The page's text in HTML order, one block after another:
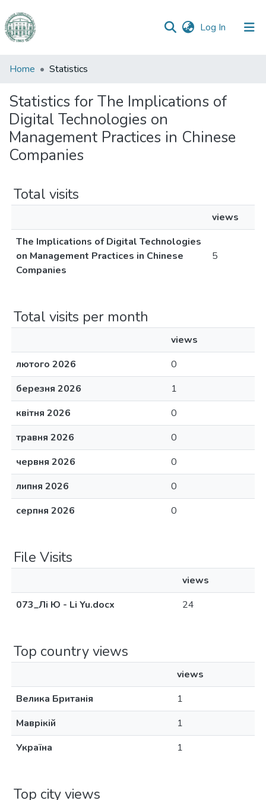
Log In (current)
Communities
Collections
All of DSpace
Home Statistics
Statistics for The Implications of
Digital Technologies on
Management Practices in Chinese
Companies
Total visits
views
The Implications of Digital Technologies
on Management Practices in Chinese
Companies
5
Total visits per month
views
лютого 2026
0
березня 2026
1
квітня 2026
0
травня 2026
0
червня 2026
0
липня 2026
0
серпня 2026
0
File Visits
views
073_Лі Ю - Li Yu.docx
24
Top country views
views
Велика Британія
1
Маврікій
1
Україна
1
Top city views